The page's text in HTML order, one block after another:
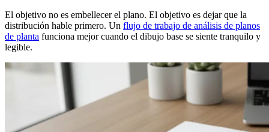
El objetivo no es embellecer el plano. El objetivo es dejar que la
distribución hable primero. Un flujo de trabajo de análisis de planos
de planta funciona mejor cuando el dibujo base se siente tranquilo y
legible.